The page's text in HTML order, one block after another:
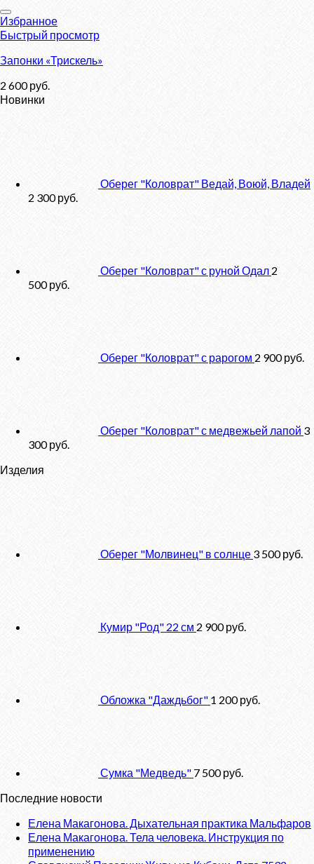
Избранное
Быстрый просмотр
Запонки «Трискель»
2 600руб.
Новинки
Оберег "Коловрат" Ведай, Воюй, Владей
2 300руб.
Оберег "Коловрат" с руной Одал 2
500руб.
Оберег "Коловрат" с рарогом 2 900руб.
Оберег "Коловрат" с медвежьей лапой 3
300руб.
Изделия
Оберег "Молвинец" в солнце 3 500руб.
Кумир "Род" 22 см 2 900руб.
Обложка "Даждьбог" 1 200руб.
Сумка "Медведь" 7 500руб.
Последние новости
Елена Макагонова. Дыхательная практика Мальфаров
Елена Макагонова. Тела человека. Инструкция по
применению